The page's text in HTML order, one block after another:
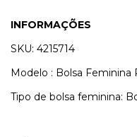
INFORMAÇÕES
SKU: 4215714
Modelo : Bolsa Feminina
Tipo de bolsa feminina: